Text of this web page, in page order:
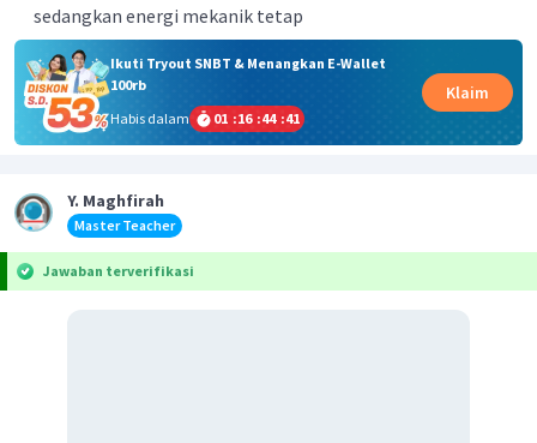
sedangkan energi mekanik tetap
Ikuti Tryout SNBT & Menangkan E-Wallet
100rb
Habis dalam
01 :16 :44 :41
Klaim
Y. Maghfirah
Master Teacher
Jawaban terverifikasi